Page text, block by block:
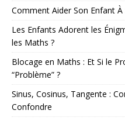
Comment Aider Son Enfant
Les Enfants Adorent les
les Maths ?
Blocage en Maths : Et Si le
“Problème” ?
Sinus, Cosinus, Tangente :
Confondre